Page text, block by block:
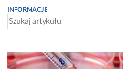
INFORMACJE